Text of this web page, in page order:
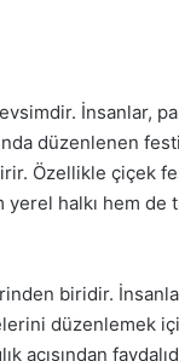
İnsanlar,
düzenlenen
Özellikle çiçek
yerel halkı hem
biridir.
düzenlemek